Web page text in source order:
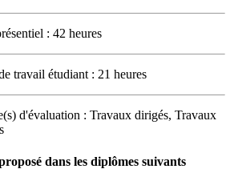
: 42 heures
travail étudiant : 21 heures
d'évaluation : Travaux dirigés, Travaux
dans les diplômes suivants